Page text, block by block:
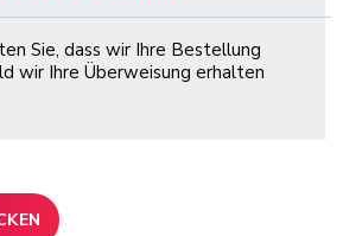
Sie, dass wir Ihre Bestellung
wir Ihre Überweisung erhalten